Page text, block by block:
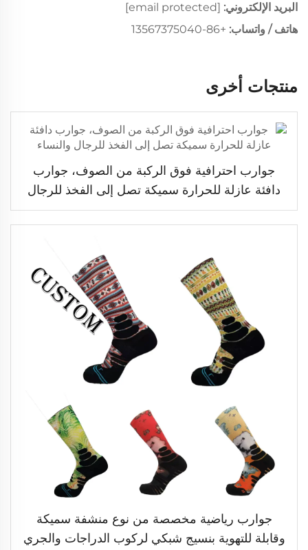
البريد الإلكتروني: [email protected]
هاتف / واتساب: +86-13567375040
منتجات أخرى
جوارب احترافية فوق الركبة من الصوف، جوارب
دافئة عازلة للحرارة سميكة تصل إلى الفخذ للرجال
والنساء
جوارب رياضية مخصصة من نوع منشفة سميكة
وقابلة للتهوية بنسيج شبكي لركوب الدراجات والجري